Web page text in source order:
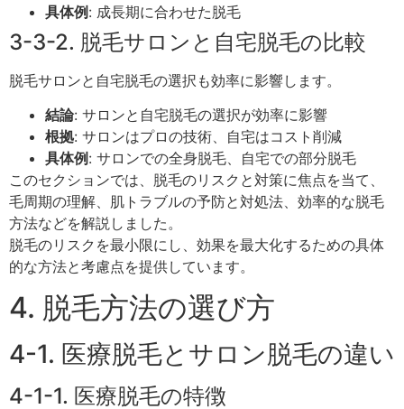
具体例: 成長期に合わせた脱毛
3-3-2. 脱毛サロンと自宅脱毛の比較
脱毛サロンと自宅脱毛の選択も効率に影響します。
結論: サロンと自宅脱毛の選択が効率に影響
根拠: サロンはプロの技術、自宅はコスト削減
具体例 : サロンでの全身脱毛、自宅での部分脱毛
このセクションでは、脱毛のリスクと対策に焦点を当て、
毛周期の理解、肌トラブルの予防と対処法、効率的な脱毛
方法などを解説しました。
脱毛のリスクを最小限にし、効果を最大化するための具体
的な方法と考慮点を提供しています。
4. 脱毛方法の選び方
4-1. 医療脱毛とサロン脱毛の違い
4-1-1. 医療脱毛の特徴